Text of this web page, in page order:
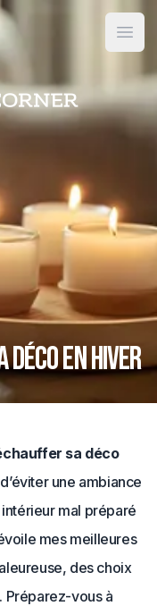
en hiver
sa déco
une ambiance
mal préparé
mes meilleures
des choix
Préparez-vous à